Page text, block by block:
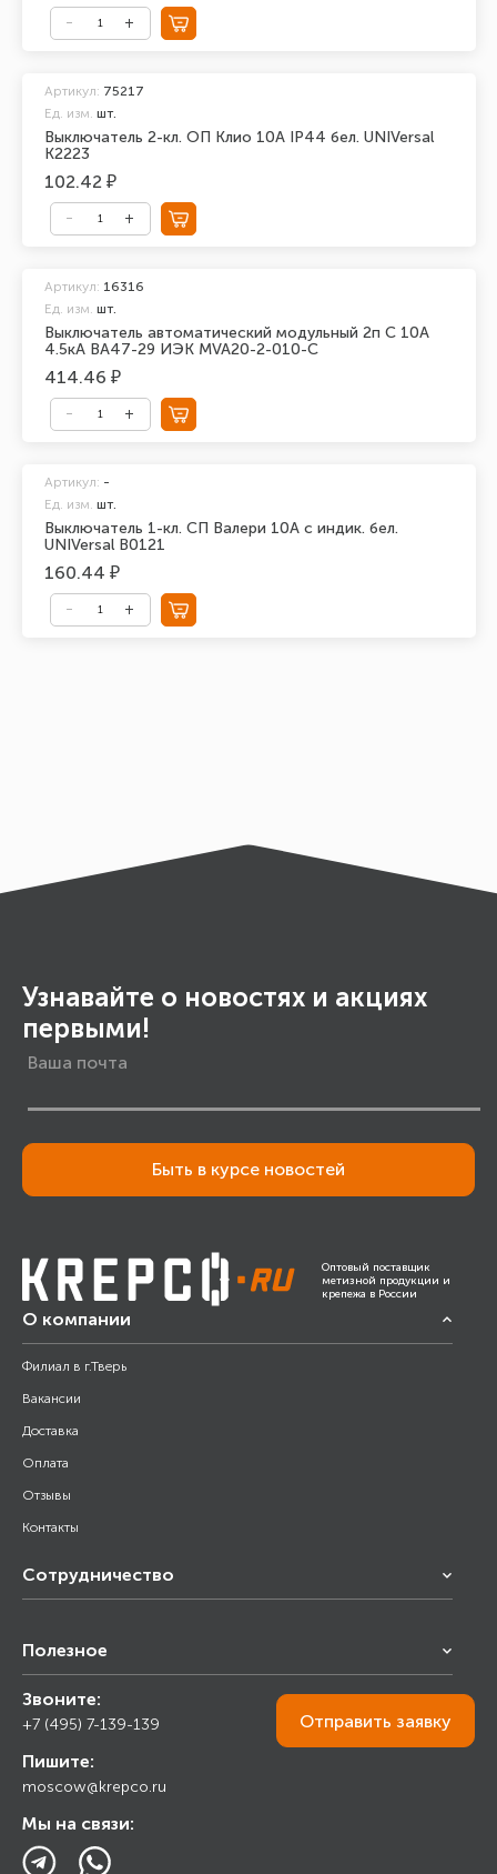
Выключатель 2-кл. ОП Клио 10А IP44 бел. UNIVersal
К2223
Артикул: 75217
Ед. изм. шт.
102.42 ₽
Выключатель автоматический модульный 2п C 10А
4.5кА ВА47-29 ИЭК MVA20-2-010-C
Артикул: 16316
Ед. изм. шт.
414.46 ₽
Выключатель 1-кл. СП Валери 10А с индик. бел.
UNIVersal В0121
Артикул: -
Ед. изм. шт.
160.44 ₽
Узнавайте о новостях и акциях
первыми!
Быть в курсе новостей
Оптовый поставщик
метизной продукции и
крепежа в России
О компании
Филиал в г.Тверь
Вакансии
Доставка
Оплата
Отзывы
Контакты
Сотрудничество
Снабжение строительства
Торговым организациям
Полезное
Калькулятор
Прайс лист
Ответы на вопросы
Блог
Звоните:
+7 (495) 7-139-139
Пишите:
moscow@krepco.ru
Мы на связи:
Отправить заявку